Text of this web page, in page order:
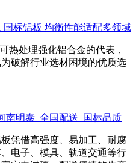
国标铝板 均衡性能适配多领域
热处理强化铝合金的代表，
破解行业选材困境的优质选
南明泰_全国配送_国标品质
凭借高强度、易加工、耐腐
电子、模具、轨道交通等行